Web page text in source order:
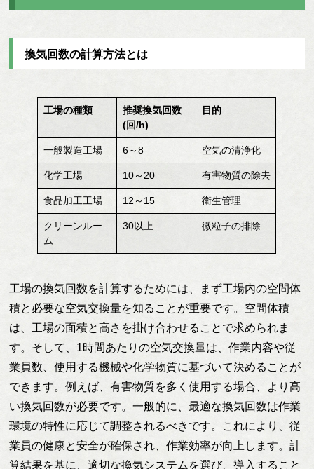
換気回数の計算方法とは
工場の種類
推奨換気回数
(回/h)
目的
一般製造工場 6～8 空気の清浄化
化学工場 10～20 有害物質の除去
食品加工工場 12～15 衛生管理
クリーンルー
ム
30以上 微粒子の排除
工場の換気回数を計算するためには、まず工場内の空間体
積と必要な空気交換量を知ることが重要です。空間体積
は、工場の面積と高さを掛け合わせることで求められま
す。そして、1時間あたりの空気交換量は、作業内容や従
業員数、使用する機械や化学物質に基づいて決めることが
できます。例えば、有害物質を多く使用する場合、より高
い換気回数が必要です。一般的に、最適な換気回数は作業
環境の特性に応じて調整されるべきです。これにより、従
業員の健康と安全が確保され、作業効率が向上します。計
算結果を基に、適切な換気システムを選び、導入すること